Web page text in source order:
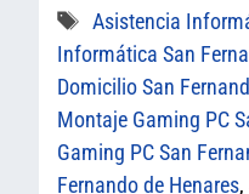
Etiquetas
Asistencia
Informática San
Domicilio San
Montaje Gaming PC
Gaming PC San
Fernando de Henares,